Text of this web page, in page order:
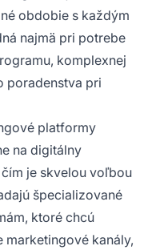
obdobie s každým
najmä pri potrebe
komplexnej
poradenstva pri
platformy
na digitálny
je skvelou voľbou
špecializované
ktoré chcú
marketingové kanály,